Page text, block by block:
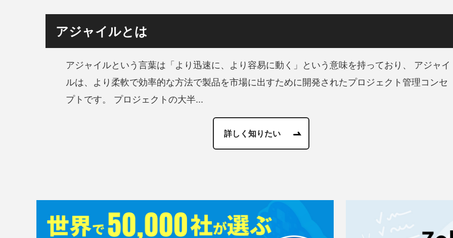
アジャイルとは
アジャイルという言葉は「より迅速に、より容易に動く」という意味を持っており、 アジャイ
ルは、より柔軟で効率的な方法で製品を市場に出すために開発されたプロジェクト管理コンセ
プトです。 プロジェクトの大半...
詳しく知りたい